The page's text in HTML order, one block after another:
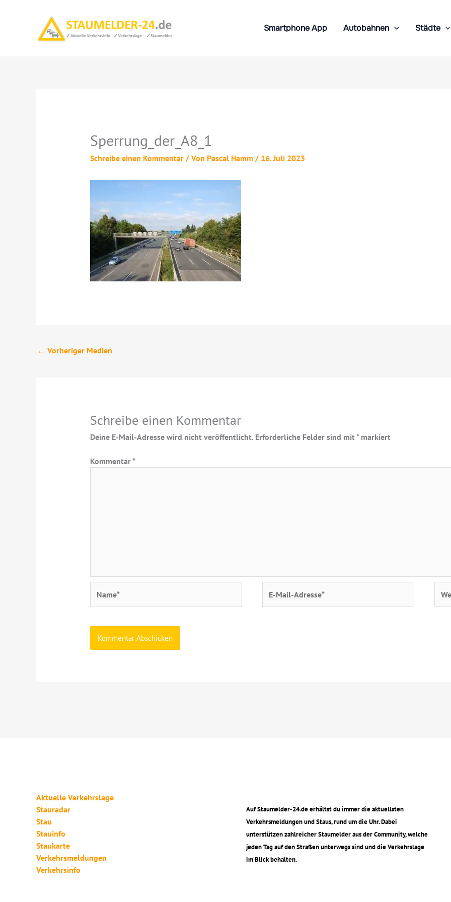
Smartphone App Autobahnen Städte
Sperrung_der_A8_1
Schreibe einen Kommentar / Von Pascal Hamm / 16. Juli 2023
← Vorheriger Medien
Schreibe einen Kommentar
Deine E-Mail-Adresse wird nicht veröffentlicht. Erforderliche Felder sind mit*markiert
Kommentar*
Mail-
Aktuelle Verkehrslage
Stauradar
Stau
Stauinfo
Staukarte
Verkehrsmeldungen
Verkehrsinfo
Auf Staumelder-24.de erhältst du immer die aktuellsten
Verkehrsmeldungen und Staus, rund um die Uhr. Dabei
unterstützen zahlreicher Staumelder aus der Community, welche
jeden Tag auf den Straßen unterwegs sind und die Verkehrslage
im Blick behalten.